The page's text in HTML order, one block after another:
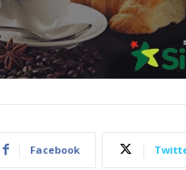
Facebook